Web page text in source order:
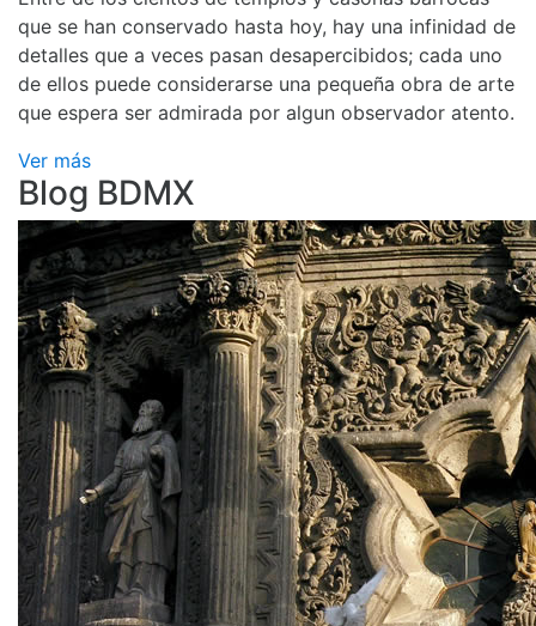
que se han conservado hasta hoy, hay una infinidad de
detalles que a veces pasan desapercibidos; cada uno
de ellos puede considerarse una pequeña obra de arte
que espera ser admirada por algun observador atento.
Ver más
Blog BDMX